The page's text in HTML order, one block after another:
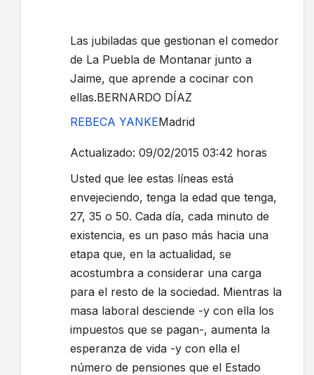
Las jubiladas que gestionan el comedor
de La Puebla de Montanar junto a
Jaime, que aprende a cocinar con
ellas.BERNARDO DÍAZ
REBECA YANKEMadrid
Actualizado: 09/02/2015 03:42 horas
Usted que lee estas líneas está
envejeciendo, tenga la edad que tenga,
27, 35 o 50. Cada día, cada minuto de
existencia, es un paso más hacia una
etapa que, en la actualidad, se
acostumbra a considerar una carga
para el resto de la sociedad. Mientras la
masa laboral desciende -y con ella los
impuestos que se pagan-, aumenta la
esperanza de vida -y con ella el
número de pensiones que el Estado